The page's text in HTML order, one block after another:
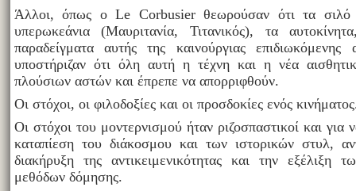
Άλλοι, όπως ο Le Corbusier θεωρούσαν ότι τα σιλό
υπερωκεάνια (Μαυριτανία, Τιτανικός), τα
παραδείγματα αυτής της καινούργιας επιδιωκόμενης
υποστήριζαν ότι όλη αυτή η τέχνη και η νέα
πλούσιων αστών και έπρεπε να απορριφθούν.
Οι στόχοι, οι φιλοδοξίες και οι προσδοκίες ενός
Οι στόχοι του μοντερνισμού ήταν ριζοσπαστικοί και
καταπίεση του διάκοσμου και των ιστορικών στυλ,
διακήρυξη της αντικειμενικότητας και την εξέλιξη
μεθόδων δόμησης.